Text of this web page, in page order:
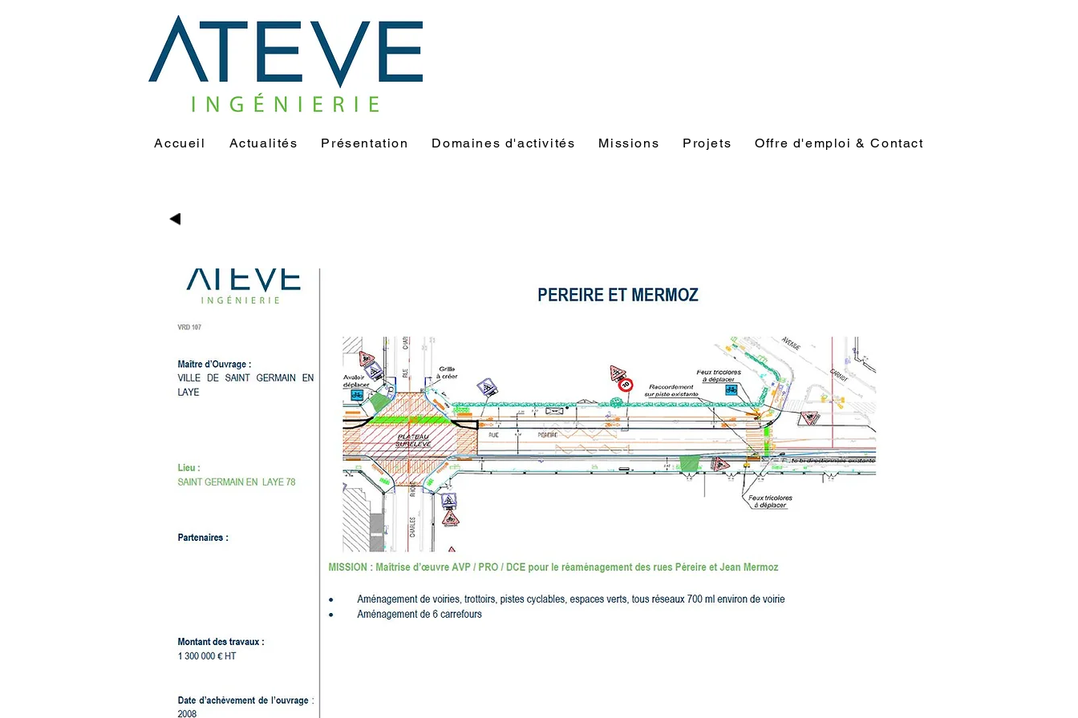
Accueil Actualités Présentation Domaines d'activités Missions Projets Offre d'emploi & Contact